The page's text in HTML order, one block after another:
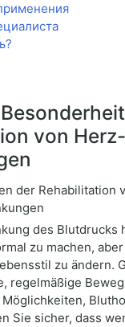
von
des Blutdrucks
zu machen,
zu ändern.
regelmäßige
Sie sicher, dass